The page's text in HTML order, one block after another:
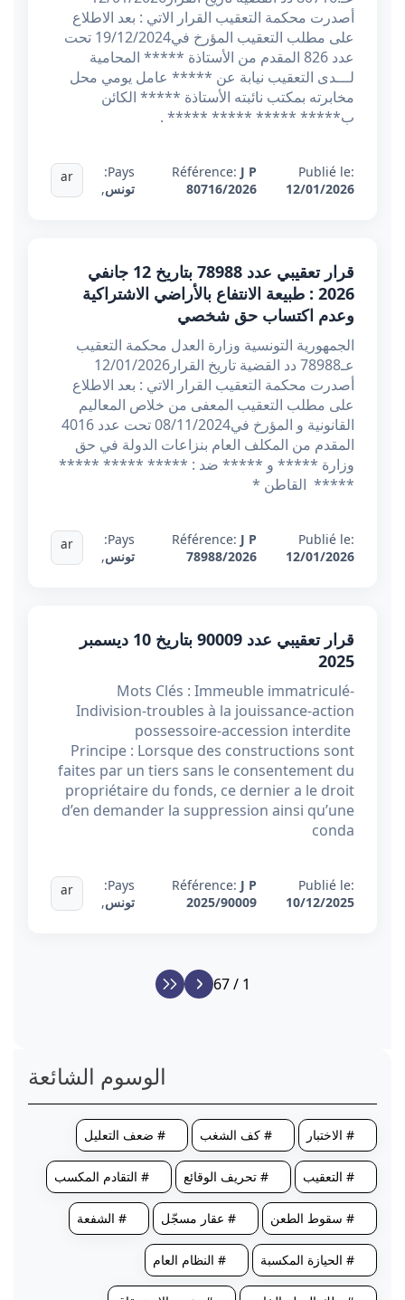
أصدرت محكمة التعقيب القرار الاتي : بعد الاطلاع
على مطلب التعقيب المؤرخ في19/12/2024 تحت
عدد 826 المقدم من الأستاذة ***** المحامية
لـــدى التعقيب نيابة عن ***** عامل يومي محل
مخابرته بمكتب نائبته الأستاذة ***** الكائن
ب***** ***** ***** ***** .
Publié le:
12/01/2026
Référence: J P
80716/2026
Pays:
تونس,
ar
قرار تعقيبي عدد 78988 بتاريخ 12 جانفي
2026 : طبيعة الانتفاع بالأراضي الاشتراكية
وعدم اكتساب حق شخصي
الجمهورية التونسية وزارة العدل محكمة التعقيب
عـ78988 دد القضية تاريخ القرار12/01/2026
أصدرت محكمة التعقيب القرار الاتي : بعد الاطلاع
على مطلب التعقيب المعفى من خلاص المعاليم
القانونية و المؤرخ في08/11/2024 تحت عدد 4016
المقدم من المكلف العام بنزاعات الدولة في حق
وزارة ***** و ***** ضد : ***** ***** *****
***** القاطن *
Publié le:
12/01/2026
Référence: J P
78988/2026
Pays:
تونس,
ar
قرار تعقيبي عدد 90009 بتاريخ 10 ديسمبر
2025
Mots Clés : Immeuble immatriculé-
Indivision-troubles à la jouissance-action
possessoire-accession interdite
Principe : Lorsque des constructions sont
faites par un tiers sans le consentement du
propriétaire du fonds, ce dernier a le droit
d’en demander la suppression ainsi qu’une
conda
Publié le:
10/12/2025
Référence: J P
2025/90009
Pays:
تونس,
ar
1 / 67
الوسوم الشائعة
# الاختبار # كف الشغب # ضعف التعليل
# التعقيب # تحريف الوقائع # التقادم المكسب
# سقوط الطعن # عقار مسجّل # الشفعة
# الحيازة المكسبة # النظام العام